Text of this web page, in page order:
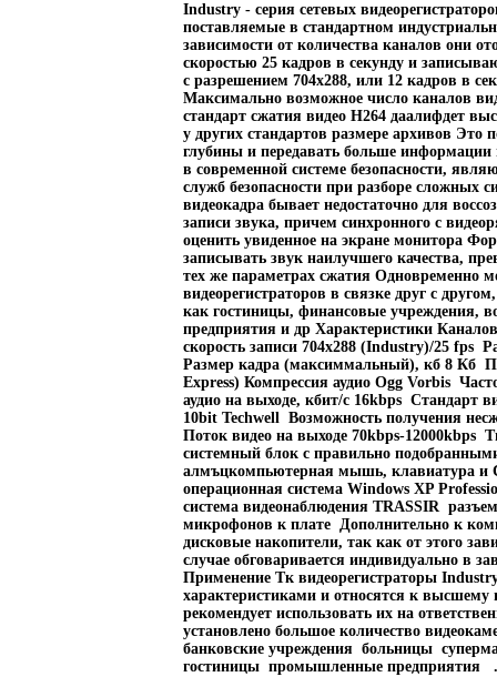
Industry - серия сетевых
поставляемые в стандартном
зависимости от количества каналов они
скоростью 25 кадров в секунду и
с разрешением 704x288, или 12 кадров в
Максимально возможное число каналов
стандарт сжатия видео H264 даалифдет
у других стандартов размере архивов Это
глубины и передавать больше информации
в современной системе безопасности,
служб безопасности при разборе сложных
видеокадра бывает недостаточно для
записи звука, причем синхронного с
оценить увиденное на экране монитора
записывать звук наилучшего качества,
тех же параметрах сжатия Одновременно
видеорегистраторов в связке друг с
как гостиницы, финансовые учреждения,
предприятия и др Характеристики
скорость записи 704x288 (Industry)/25
Размер кадра (максиммальный), кб 8 Кб
Express) Компрессия аудио Ogg Vorbis
аудио на выходе, кбит/c 16kbps Стандарт
10bit Techwell Возможность получения
Поток видео на выходе 70kbps-12000kbps
системный блок с правильно
алмъцкомпьютерная мышь, клавиатура и
операционная система Windows XP
система видеонаблюдения TRASSIR
микрофонов к плате Дополнительно к
дисковые накопители, так как от этого
случае обговаривается индивидуально в
Применение Тк видеорегистраторы
характеристиками и относятся к высшему
рекомендует использовать их на
установлено большое количество
банковские учреждения больницы
гостиницы промышленные предприятия .